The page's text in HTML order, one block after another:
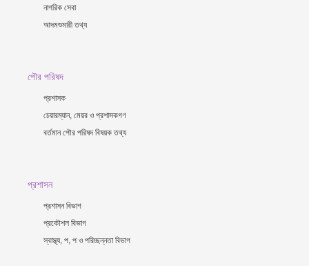
নাগরিক সেবা
আদমশুমারী তথ্য
পৌর পরিষদ
প্রশাসক
চেয়ারম্যান, মেয়র ও প্রশাসকগণ
বর্তমান পৌর পরিষদ বিষয়ক তথ্য
প্রশাসন
প্রশাসন বিভাগ
প্রকৌশল বিভাগ
স্বাস্থ্য, প, প ও পরিচ্ছন্নতা ‍বিভাগ